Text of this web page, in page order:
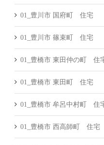
01_豊川市 国府町 住宅
01_豊川市 篠束町 住宅
01_豊橋市 東田仲の町 住
01_豊橋市 東田町 住宅
01_豊橋市 牟呂中村町 住
01_豊橋市 西高師町 住宅